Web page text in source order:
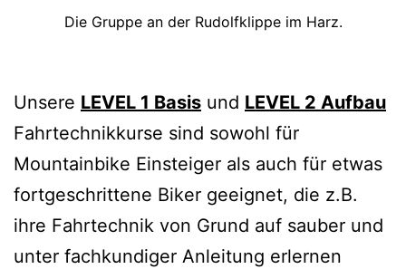
Die Gruppe an der Rudolfklippe im Harz.
Unsere LEVEL 1 Basis und LEVEL 2 Aufbau
Fahrtechnikkurse sind sowohl für
Mountainbike Einsteiger als auch für etwas
fortgeschrittene Biker geeignet, die z.B.
ihre Fahrtechnik von Grund auf sauber und
unter fachkundiger Anleitung erlernen